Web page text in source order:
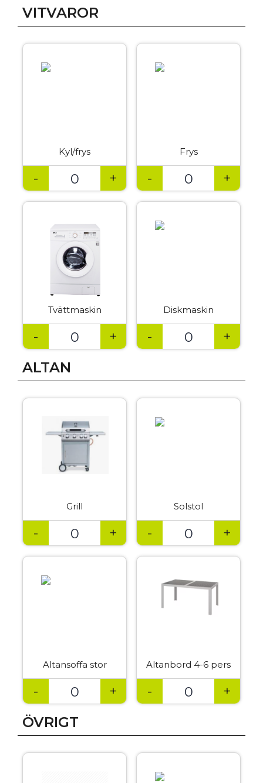
VITVAROR
Kyl/frys
- +
Frys
- +
Tvättmaskin
- +
Diskmaskin
- +
ALTAN
Grill
- +
Solstol
- +
Altansoffa stor
- +
Altanbord 4-6 pers
- +
ÖVRIGT